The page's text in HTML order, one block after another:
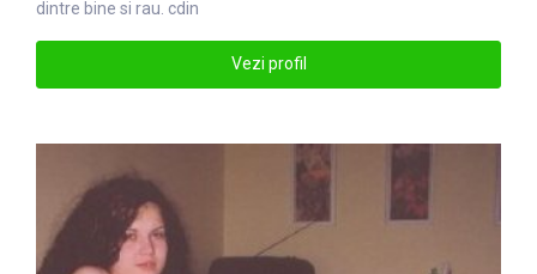
dintre bine si rau. cdin
Vezi profil